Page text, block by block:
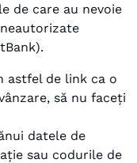
de care au nevoie
astfel de link ca o
să nu faceți
datele de
sau codurile de